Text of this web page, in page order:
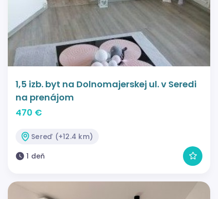
1,5 izb. byt na Dolnomajerskej ul. v Seredi
na prenájom
470 €
Sereď (+12.4 km)
1 deň